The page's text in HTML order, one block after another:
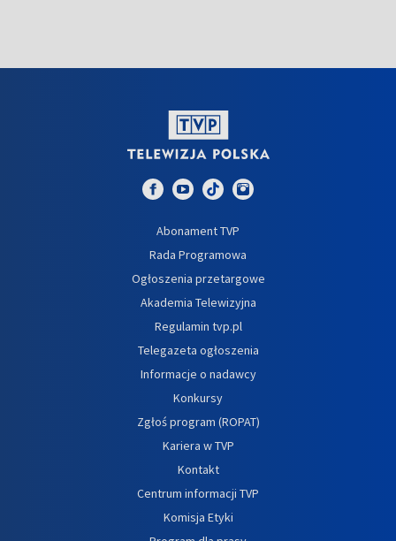
Abonament TVP
Rada Programowa
Ogłoszenia przetargowe
Akademia Telewizyjna
Regulamin tvp.pl
Telegazeta ogłoszenia
Informacje o nadawcy
Konkursy
Zgłoś program (ROPAT)
Kariera w TVP
Kontakt
Centrum informacji TVP
Komisja Etyki